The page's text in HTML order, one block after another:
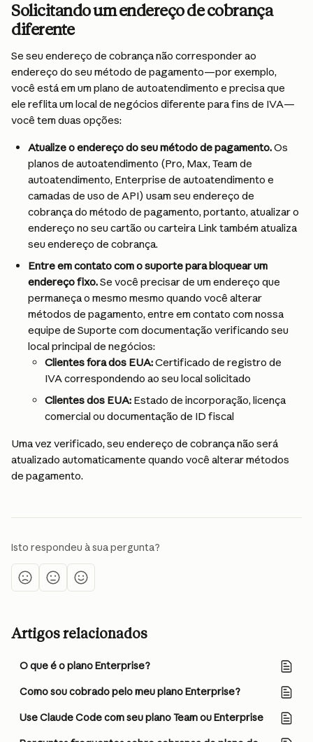
Solicitando um endereço de cobrança
diferente
Se seu endereço de cobrança não corresponder ao
endereço do seu método de pagamento—por exemplo,
você está em um plano de autoatendimento e precisa que
ele reflita um local de negócios diferente para fins de IVA—
você tem duas opções:
Atualize o endereço do seu método de pagamento. Os
planos de autoatendimento (Pro, Max, Team de
autoatendimento, Enterprise de autoatendimento e
camadas de uso de API) usam seu endereço de
cobrança do método de pagamento, portanto, atualizar o
endereço no seu cartão ou carteira Link também atualiza
seu endereço de cobrança.
Entre em contato com o suporte para bloquear um
endereço fixo. Se você precisar de um endereço que
permaneça o mesmo mesmo quando você alterar
métodos de pagamento, entre em contato com nossa
equipe de Suporte com documentação verificando seu
local principal de negócios:
Clientes fora dos EUA: Certificado de registro de
IVA correspondendo ao seu local solicitado
Clientes dos EUA: Estado de incorporação, licença
comercial ou documentação de ID fiscal
Uma vez verificado, seu endereço de cobrança não será
atualizado automaticamente quando você alterar métodos
de pagamento.
Isto respondeu à sua pergunta?
Artigos relacionados
O que é o plano Enterprise?
Como sou cobrado pelo meu plano Enterprise?
Use Claude Code com seu plano Team ou Enterprise